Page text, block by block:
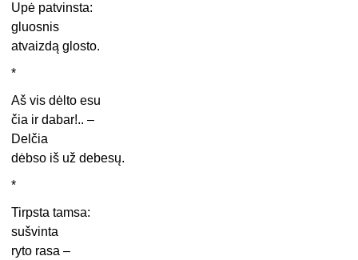
Upė patvinsta:
gluosnis
atvaizdą glosto.
*
Aš vis dėlto esu
čia ir dabar!.. –
Delčia
dėbso iš už debesų.
*
Tirpsta tamsa:
sušvinta
ryto rasa –